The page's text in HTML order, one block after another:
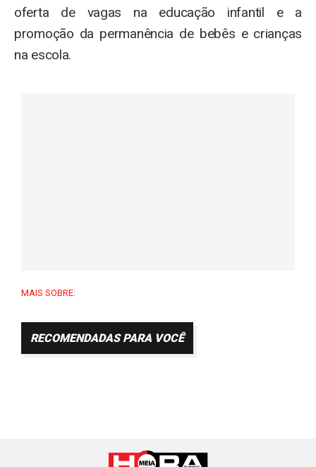
oferta de vagas na educação infantil e a
promoção da permanência de bebês e crianças
na escola.
MAIS SOBRE:
RECOMENDADAS PARA VOCÊ